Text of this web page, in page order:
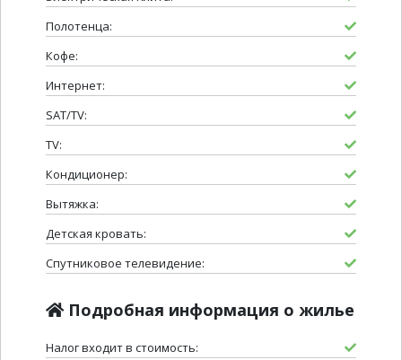
Полотенца:
Кофе:
Интернет:
SAT/TV:
TV:
Кондиционер:
Вытяжка:
Детская кровать:
Спутниковое телевидение:
Подробная информация о жилье
Налог входит в стоимость: